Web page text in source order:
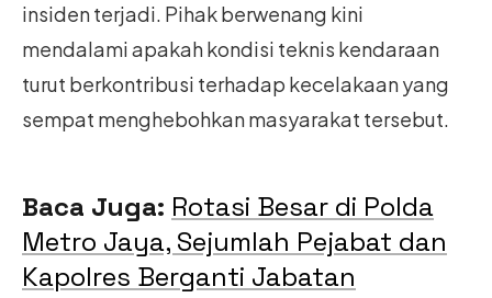
insiden terjadi. Pihak berwenang kini
mendalami apakah kondisi teknis kendaraan
turut berkontribusi terhadap kecelakaan yang
sempat menghebohkan masyarakat tersebut.
Baca Juga: Rotasi Besar di Polda
Metro Jaya, Sejumlah Pejabat dan
Kapolres Berganti Jabatan